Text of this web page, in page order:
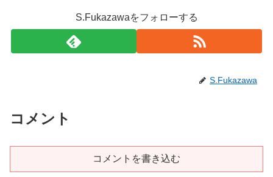
S.Fukazawaをフォローする
S.Fukazawa
コメント
コメントを書き込む